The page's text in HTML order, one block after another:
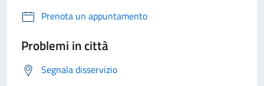
Prenota un appuntamento
Problemi in città
Segnala disservizio